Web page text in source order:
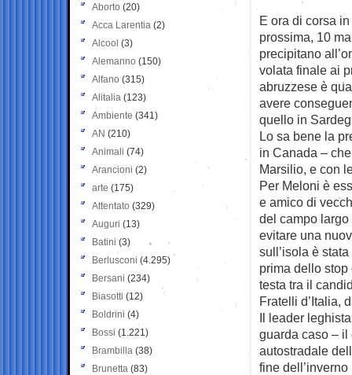
E ora di corsa
prossima, 10
precipitano
volata finale ai
abruzzese è
avere
quello in
Lo sa bene la
in Canada –
Marsilio, e con
Per Meloni è
e amico di
del campo largo
evitare una
sull’isola è
prima dello
testa tra il
Fratelli d’Italia,
Il leader
guarda caso – il
autostradale
fine
Aborto (20)
Acca Larentia (2)
Alcool (3)
Alemanno (150)
Alfano (315)
Alitalia (123)
Ambiente (341)
AN (210)
Animali (74)
Arancioni (2)
arte (175)
Attentato (329)
Auguri (13)
Batini (3)
Berlusconi (4.295)
Bersani (234)
Biasotti (12)
Boldrini (4)
Bossi (1.221)
Brambilla (38)
Brunetta (83)